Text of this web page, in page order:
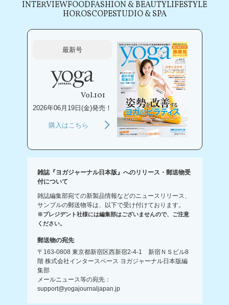
INTERVIEWFOODFASHION & BEAUTYLIFESTYLE
HOROSCOPESTUDIO & SPA
最新号
Vol.101
2026年06月19日(金)発売！
購入はこちら
雑誌『ヨガジャーナル日本版』へのリリース・郵送物受
付について
雑誌編集部宛ての新製品情報などのニュースリリース、
サンプルの郵送物等は、以下で受け付けております。
※プレジデント社様には編集部はございませんので、ご注意
ください。
郵送物の宛先
〒163-0808 東京都新宿区西新宿2-4-1 新宿ＮＳビル8
階 株式会社インタースペース ヨガジャーナル日本版編
集部
メールニュース等の宛先：
support@yogajournaljapan.jp